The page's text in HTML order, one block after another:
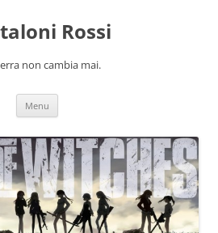
Rossi
non cambia mai.
Menu